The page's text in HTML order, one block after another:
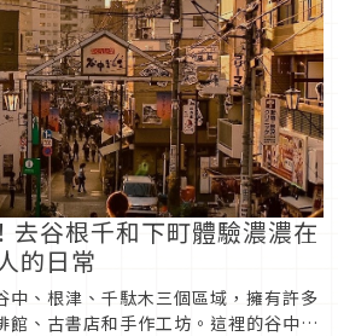
去谷根千和下町體驗濃濃在
的日常
中、根津、千駄木三個區域，擁有許多
館、古書店和手作工坊。這裡的谷中銀